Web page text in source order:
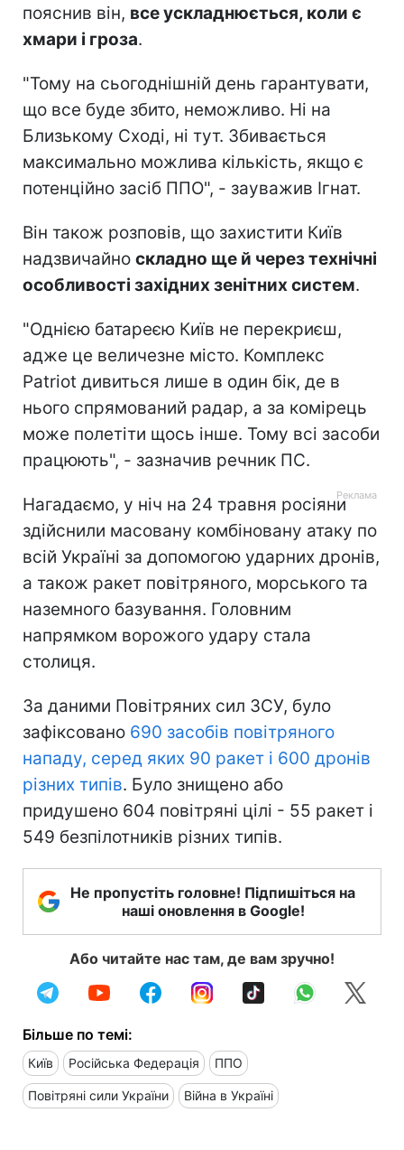
пояснив він, все ускладнюється, коли є
хмари і гроза.
"Тому на сьогоднішній день гарантувати,
що все буде збито, неможливо. Ні на
Близькому Сході, ні тут. Збивається
максимально можлива кількість, якщо є
потенційно засіб ППО", - зауважив Ігнат.
Він також розповів, що захистити Київ
надзвичайно складно ще й через технічні
особливості західних зенітних систем.
"Однією батареєю Київ не перекриєш,
адже це величезне місто. Комплекс
Patriot дивиться лише в один бік, де в
нього спрямований радар, а за комірець
може полетіти щось інше. Тому всі засоби
працюють", - зазначив речник ПС.
Нагадаємо, у ніч на 24 травня росіяни
здійснили масовану комбіновану атаку по
всій Україні за допомогою ударних дронів,
а також ракет повітряного, морського та
наземного базування. Головним
напрямком ворожого удару стала
столиця.
За даними Повітряних сил ЗСУ, було
зафіксовано 690 засобів повітряного
нападу, серед яких 90 ракет і 600 дронів
різних типів. Було знищено або
придушено 604 повітряні цілі - 55 ракет і
549 безпілотників різних типів.
Не пропустіть головне! Підпишіться на
наші оновлення в Google!
Або читайте нас там, де вам зручно!
Більше по темі:
Київ Російська Федерація ППО
Повітряні сили України Війна в Україні